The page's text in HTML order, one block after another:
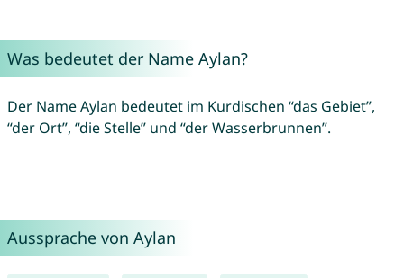
Was bedeutet der Name Aylan?
Der Name Aylan bedeutet im Kurdischen “das Gebiet”,
“der Ort”, “die Stelle” und “der Wasserbrunnen”.
Aussprache von Aylan